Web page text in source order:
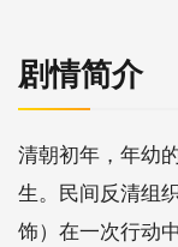
剧情简介
清朝初年，年幼
生。民间反清组
饰）在一次行动